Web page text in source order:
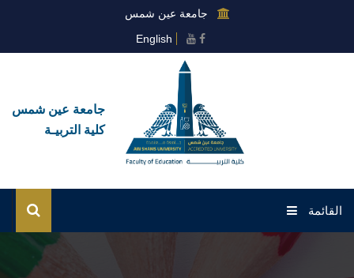
جامعة عين شمس
English
جامعة عين شمس
كلية التربيـة
القائمة